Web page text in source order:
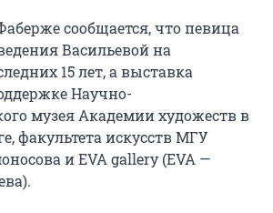
сообщается, что певица
Васильевой на
15 лет, а выставка
Научно-
музея Академии художеств в
факультета искусств МГУ
и EVA gallery (EVA —